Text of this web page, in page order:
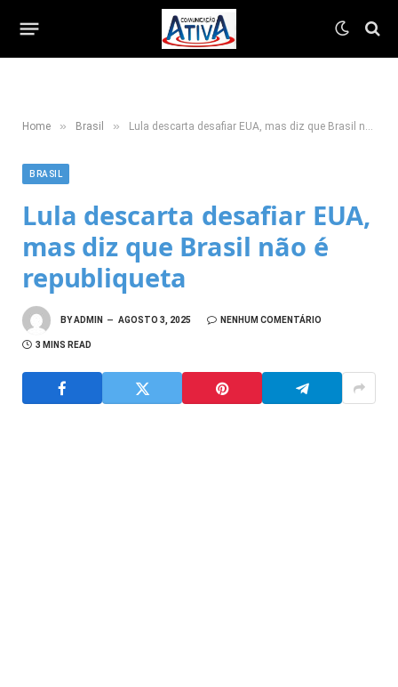
Home » Brasil » Lula descarta desafiar EUA, mas diz que Brasil não é republiqueta
BRASIL
Lula descarta desafiar EUA,
mas diz que Brasil não é
republiqueta
BYADMIN AGOSTO 3, 2025 NENHUM COMENTÁRIO
3 MINS READ